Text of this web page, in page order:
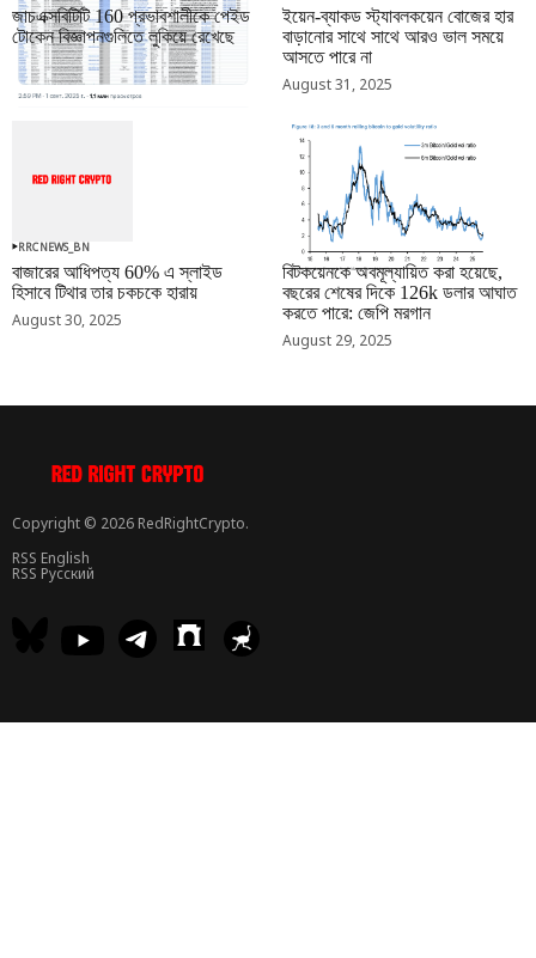
জাচএক্সবিটিটি 160 প্রভাবশালীকে পেইড
টোকেন বিজ্ঞাপনগুলিতে লুকিয়ে রেখেছে
September 01, 2025
ইয়েন-ব্যাকড স্ট্যাবলকয়েন বোজের হার
বাড়ানোর সাথে সাথে আরও ভাল সময়ে
আসতে পারে না
August 31, 2025
RRCNEWS_BN
বাজারের আধিপত্য 60% এ স্লাইড
হিসাবে টিথার তার চকচকে হারায়
August 30, 2025
RRCNEWS_BN
বিটকয়েনকে অবমূল্যায়িত করা হয়েছে,
বছরের শেষের দিকে 126k ডলার আঘাত
করতে পারে: জেপি মরগান
August 29, 2025
Copyright © 2026 RedRightCrypto.
RSS English
RSS Русский